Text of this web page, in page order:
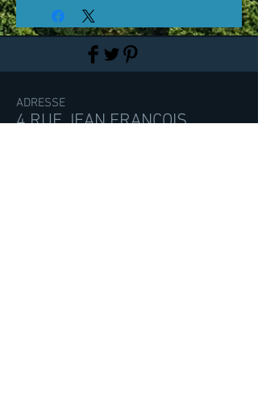
ADRESSE
4 RUE JEAN FRANÇOIS